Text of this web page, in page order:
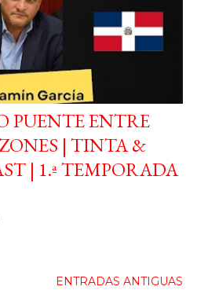
PUENTE ENTRE
| TINTA &
| 1.ª TEMPORADA
ENTRADAS ANTIGUAS